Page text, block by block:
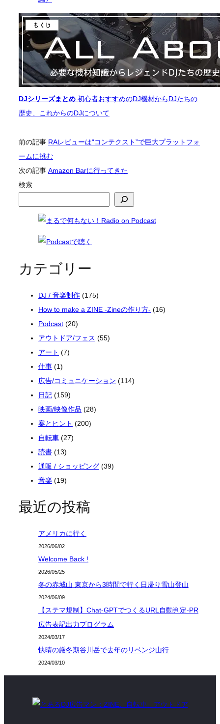
関
連
ま
と
め
ペ
ー
ジ
DJシリーズまとめ 初心者おすすめのDJ機材からDJたちの
歴史、これからのDJについて
前の記事 RAレビューは“コンテクスト”で巨大プラットフォ
ームに挑む
次の記事 Amazon Barに行ってきた
検索
カテゴリー
DJ / 音楽制作 (175)
How to make a ZINE -Zineの作り方- (16)
Podcast (20)
アウトドア/フェス (55)
アート (7)
仕事 (1)
広告/コミュニケーション (114)
日記 (159)
映画/映像作品 (28)
案とヒント (200)
自転車 (27)
読書 (13)
通販 / ショッピング (39)
音楽 (19)
最近の投稿
アメリカに行く
2026/06/02
Welcome Back !
2026/05/25
冬の赤城山 東京から3時間で行く日帰り雪山登山
2024/06/09
【ステマ規制】Chat-GPTでつくるURL自動判定-PR
広告表記出力プログラム
2024/03/17
快晴の厳冬期谷川岳で去年のリベンジ山行
2024/03/10